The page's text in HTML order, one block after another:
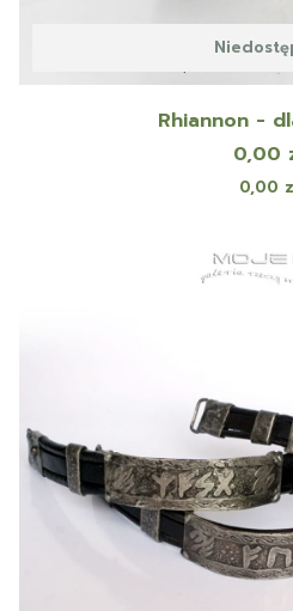
Rhiannon -
Cena
0,00
Cena
0,00